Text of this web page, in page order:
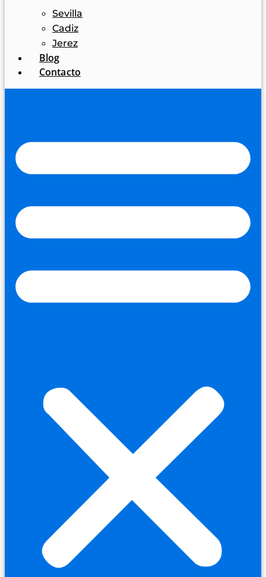
Sevilla
Cadiz
Jerez
Blog
Contacto